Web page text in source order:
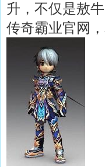
升，不仅是敖
传奇霸业官网